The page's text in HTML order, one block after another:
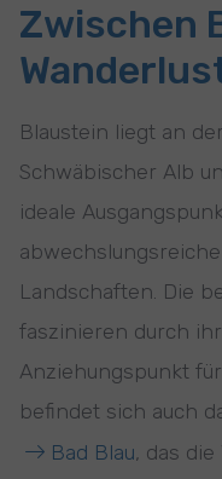
Zwischen
Blaustein liegt an
Schwäbischer Alb
ideale
Landschaften. Die
faszinieren durch
Anziehungspunkt
befindet sich auch
Bad Blau, das